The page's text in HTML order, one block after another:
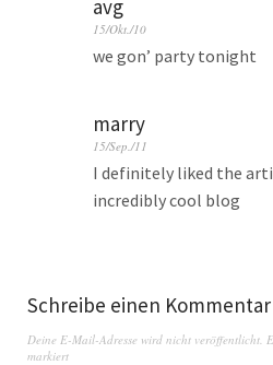
avg
15/Okt./10
we gon’ party tonight
marry
15/Sep./11
I definitely liked the
incredibly cool blog
Schreibe einen Kommentar
Deine E-Mail-Adresse wird nicht veröffentlicht.
markiert